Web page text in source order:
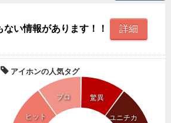
い情報があります！！ 詳細
アイホンの人気タグ
驚異
ユニチカ
ヒット
プロ